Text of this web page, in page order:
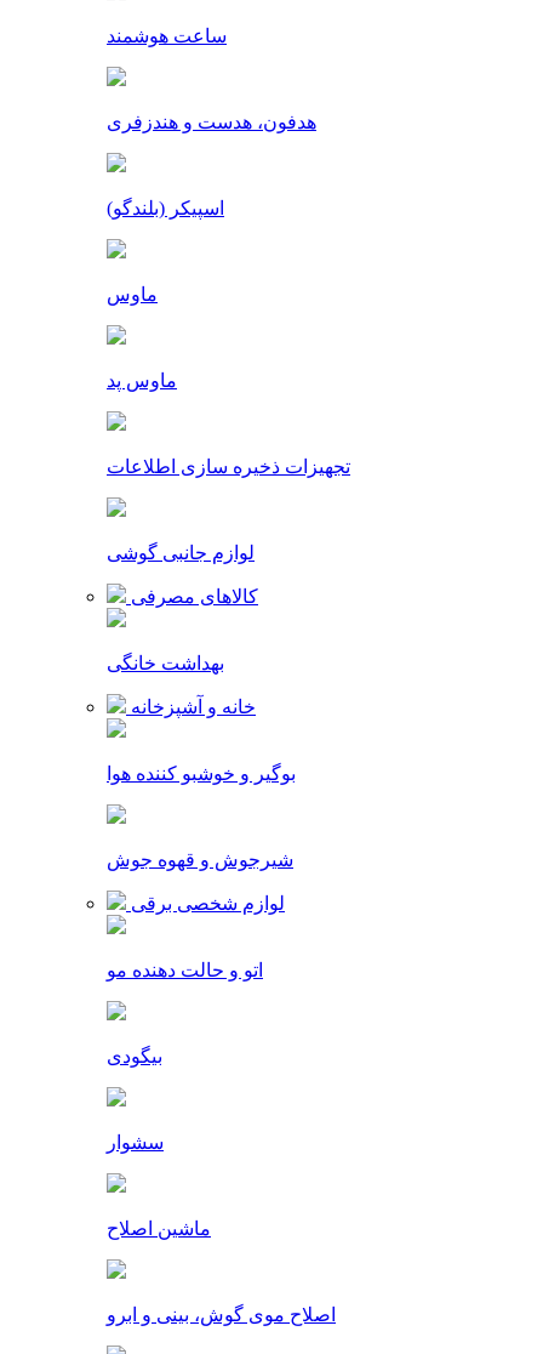
ساعت هوشمند
هدفون، هدست و هندزفری
اسپیکر (بلندگو)
ماوس
ماوس پد
تجهیزات ذخیره سازی اطلاعات
لوازم جانبی گوشی
کالاهای مصرفی
بهداشت خانگی
خانه و آشپزخانه
بوگیر و خوشبو کننده هوا
شیرجوش و قهوه جوش
لوازم شخصی برقی
اتو و حالت دهنده مو
بیگودی
سشوار
ماشین اصلاح
اصلاح موی گوش، بینی و ابرو